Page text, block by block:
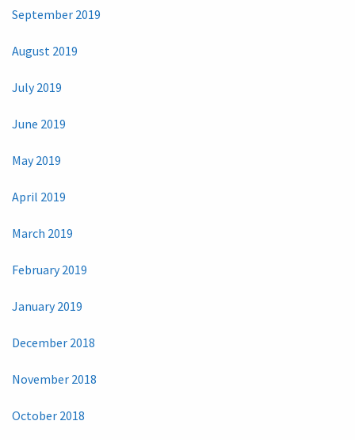
September 2019
August 2019
July 2019
June 2019
May 2019
April 2019
March 2019
February 2019
January 2019
December 2018
November 2018
October 2018